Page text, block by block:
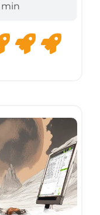
min